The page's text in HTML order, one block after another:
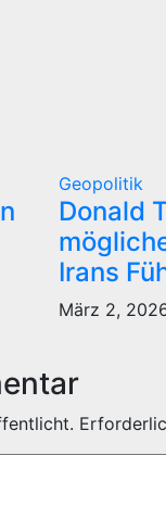
Geopolitik
Donald
Irans
März 2,